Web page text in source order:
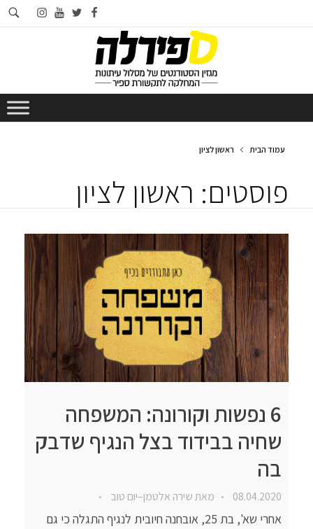
facebook
twitter
youtube
instagram
עמוד הבית ראשון לציון
פוסטים: ראשון לציון
6 נפשות וקורונה: המשפחה
שחיה בבידוד בצל הנגיף שדבק
בה
08.04.2020 מאתשירה אלטמן–יום טוב
אחרי שא', בת 25, אובחנה חיובית לנגיף התגלה כי גם